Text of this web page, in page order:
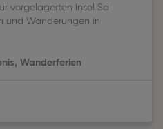
vorgelagerten Insel Sa
und Wanderungen in
Wanderferien